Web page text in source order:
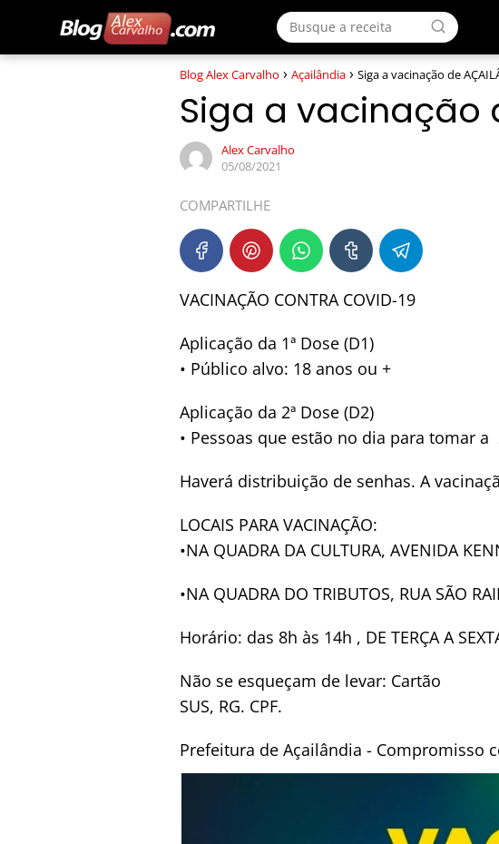
Blog Alex Carvalho Açailândia Siga a vacinação de
Siga a vacinação
Alex Carvalho
05/08/2021
COMPARTILHE
VACINAÇÃO CONTRA COVID-19
Aplicação da 1ª Dose (D1)
• Público alvo: 18 anos ou +
Aplicação da 2ª Dose (D2)
• Pessoas que estão no dia para tomar a
Haverá distribuição de senhas. A
LOCAIS PARA VACINAÇÃO:
•NA QUADRA DA CULTURA, AVENIDA
•NA QUADRA DO TRIBUTOS, RUA SÃO
Horário: das 8h às 14h , DE TERÇA A
Não se esqueçam de levar: Cartão
SUS, RG. CPF.
Prefeitura de Açailândia - Compromisso